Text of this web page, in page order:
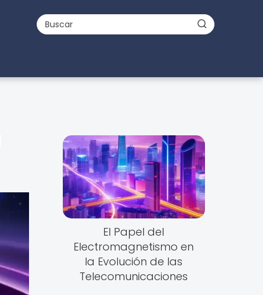
El Papel del
Electromagnetismo en
la Evolución de las
Telecomunicaciones